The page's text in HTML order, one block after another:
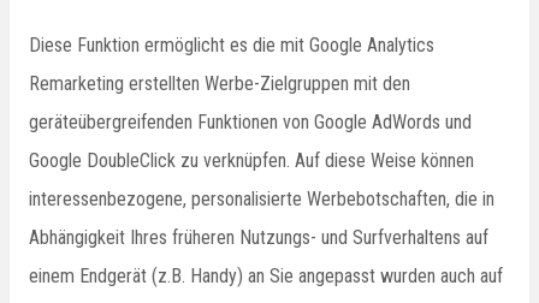
Diese Funktion ermöglicht es die mit Google Analytics
Remarketing erstellten Werbe-Zielgruppen mit den
geräteübergreifenden Funktionen von Google AdWords und
Google DoubleClick zu verknüpfen. Auf diese Weise können
interessenbezogene, personalisierte Werbebotschaften, die in
Abhängigkeit Ihres früheren Nutzungs- und Surfverhaltens auf
einem Endgerät (z.B. Handy) an Sie angepasst wurden auch auf